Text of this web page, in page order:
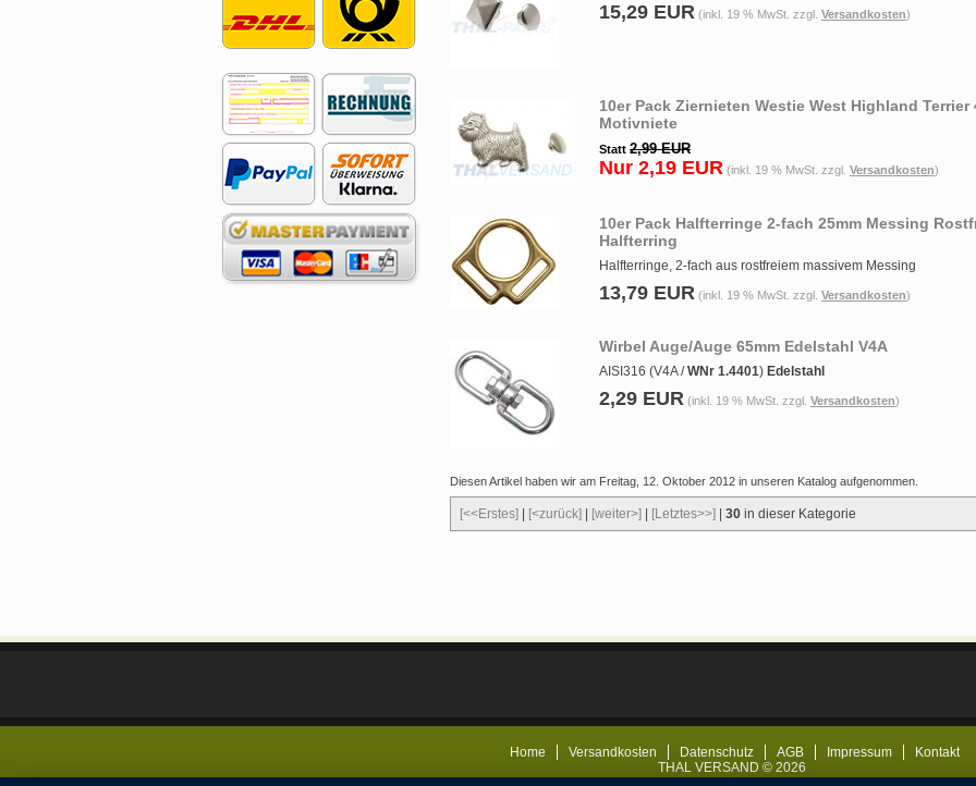
15,29 EUR (inkl. 19 % MwSt. zzgl. Versandkosten)
10er Pack Ziernieten Westie West Highland Terrier
Motivniete
Statt 2,99 EUR
Nur 2,19 EUR (inkl. 19 % MwSt. zzgl. Versandkosten)
10er Pack Halfterringe 2-fach 25mm Messing
Halfterring
Halfterringe, 2-fach aus rostfreiem massivem Messing
13,79 EUR (inkl. 19 % MwSt. zzgl. Versandkosten)
Wirbel Auge/Auge 65mm Edelstahl V4A
AISI316 (V4A /WNr 1.4401) Edelstahl
2,29 EUR (inkl. 19 % MwSt. zzgl. Versandkosten)
Diesen Artikel haben wir am Freitag, 12. Oktober 2012 in unseren Katalog aufgenommen.
[<<Erstes] [<zurück] [weiter>] [Letztes>>] 30 in dieser Kategorie
Home Versandkosten Datenschutz AGB Impressum
Kontakt
THAL VERSAND © 2026